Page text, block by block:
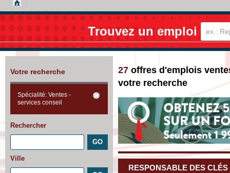
Trouvez un emploi
Votre recherche
Spécialité: Ventes -
services conseil
Rechercher
Ville
27 offres d'emplois
votre recherche
RESPONSABLE DES